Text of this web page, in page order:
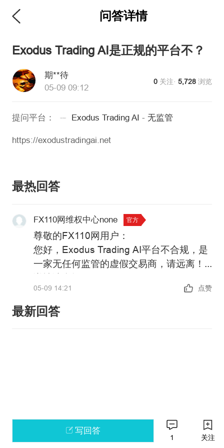
问答详情
Exodus Trading AI是正规的平台不？
期**待
05-09 09:12
0 关注·5,728 浏览
提问平台： Exodus Trading AI - 无监管
https://exodustradingai.net
最热回答
FX110网维权中心none 官方
尊敬的FX110网用户：
您好，Exodus Trading AI平台不合规，是
一家无任何监管的虚假交易商，请远离！
https://xujia.fx110.vip/falsebroker/details/
政策警告：中国未批准任何机构在境内开
展外汇保证金业务，凡未经批准的机构擅
05-09 14:21 点赞
最新回答
写回答
1 关注